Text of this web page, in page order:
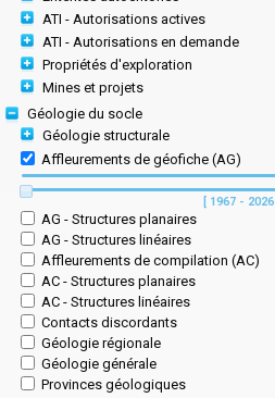
ATI - Autorisations actives
ATI - Autorisations en demande
Propriétés d'exploration
Mines et projets
Géologie du socle
Géologie structurale
Affleurements de géofiche (AG)
[ 1967 - 2026 ]
AG - Structures planaires
AG - Structures linéaires
Affleurements de compilation (AC)
AC - Structures planaires
AC - Structures linéaires
Contacts discordants
Géologie régionale
Géologie générale
Provinces géologiques